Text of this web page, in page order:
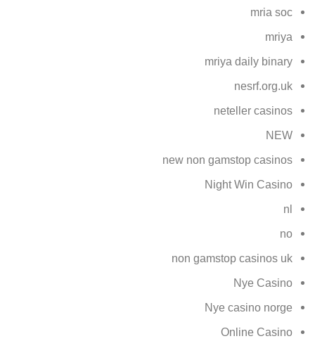
mria soc
mriya
mriya daily binary
nesrf.org.uk
neteller casinos
NEW
new non gamstop casinos
Night Win Casino
nl
no
non gamstop casinos uk
Nye Casino
Nye casino norge
Online Casino